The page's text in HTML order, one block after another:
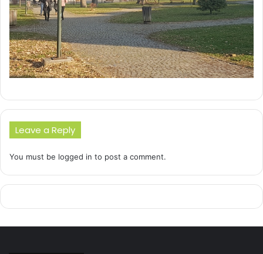
Leave a Reply
You must be logged in to post a comment.